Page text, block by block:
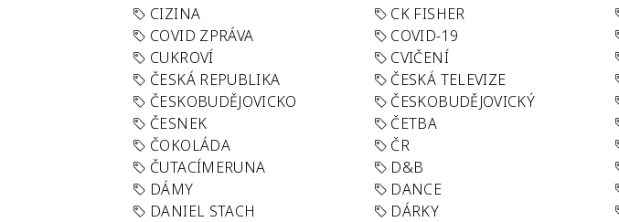
CIZINA
CK FISHER
COVID ZPRÁVA
COVID-19
CUKROVÍ
CVIČENÍ
ČESKÁ REPUBLIKA
ČESKÁ TELEVIZE
ČESKOBUDĚJOVICKO
ČESKOBUDĚJOVICKÝ
ČESNEK
ČETBA
ČOKOLÁDA
ČR
ČUTACÍMERUNA
D&B
DÁMY
DANCE
DANIEL STACH
DÁRKY